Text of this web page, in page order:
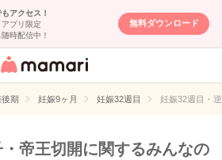
アクセス！
プリ限定
時配信中！
無料ダウンロード
女性専用匿名QA
イト
期 妊娠9ヶ月 妊娠32週目 妊娠32週目・
帝王切開に関するみんなの